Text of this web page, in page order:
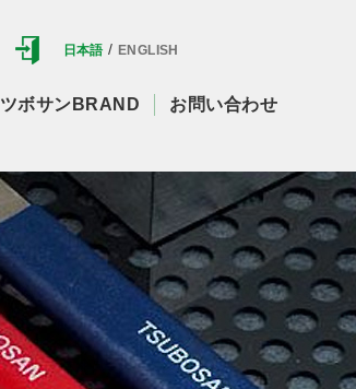
日本語/ENGLISH
ツボサンBRAND お問い合わせ